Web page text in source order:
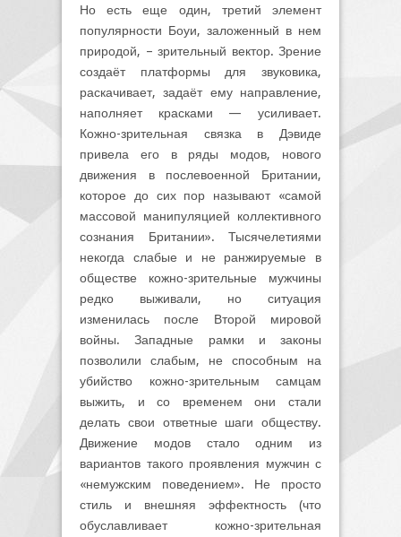
Но есть еще один, третий элемент
популярности Боуи, заложенный в нем
природой, – зрительный вектор. Зрение
создаёт платформы для звуковика,
раскачивает, задаёт ему направление,
наполняет красками — усиливает.
Кожно-зрительная связка в Дэвиде
привела его в ряды модов, нового
движения в послевоенной Британии,
которое до сих пор называют «самой
массовой манипуляцией коллективного
сознания Британии». Тысячелетиями
некогда слабые и не ранжируемые в
обществе кожно-зрительные мужчины
редко выживали, но ситуация
изменилась после Второй мировой
войны. Западные рамки и законы
позволили слабым, не способным на
убийство кожно-зрительным самцам
выжить, и со временем они стали
делать свои ответные шаги обществу.
Движение модов стало одним из
вариантов такого проявления мужчин с
«немужским поведением». Не просто
стиль и внешняя эффектность (что
обуславливает кожно-зрительная